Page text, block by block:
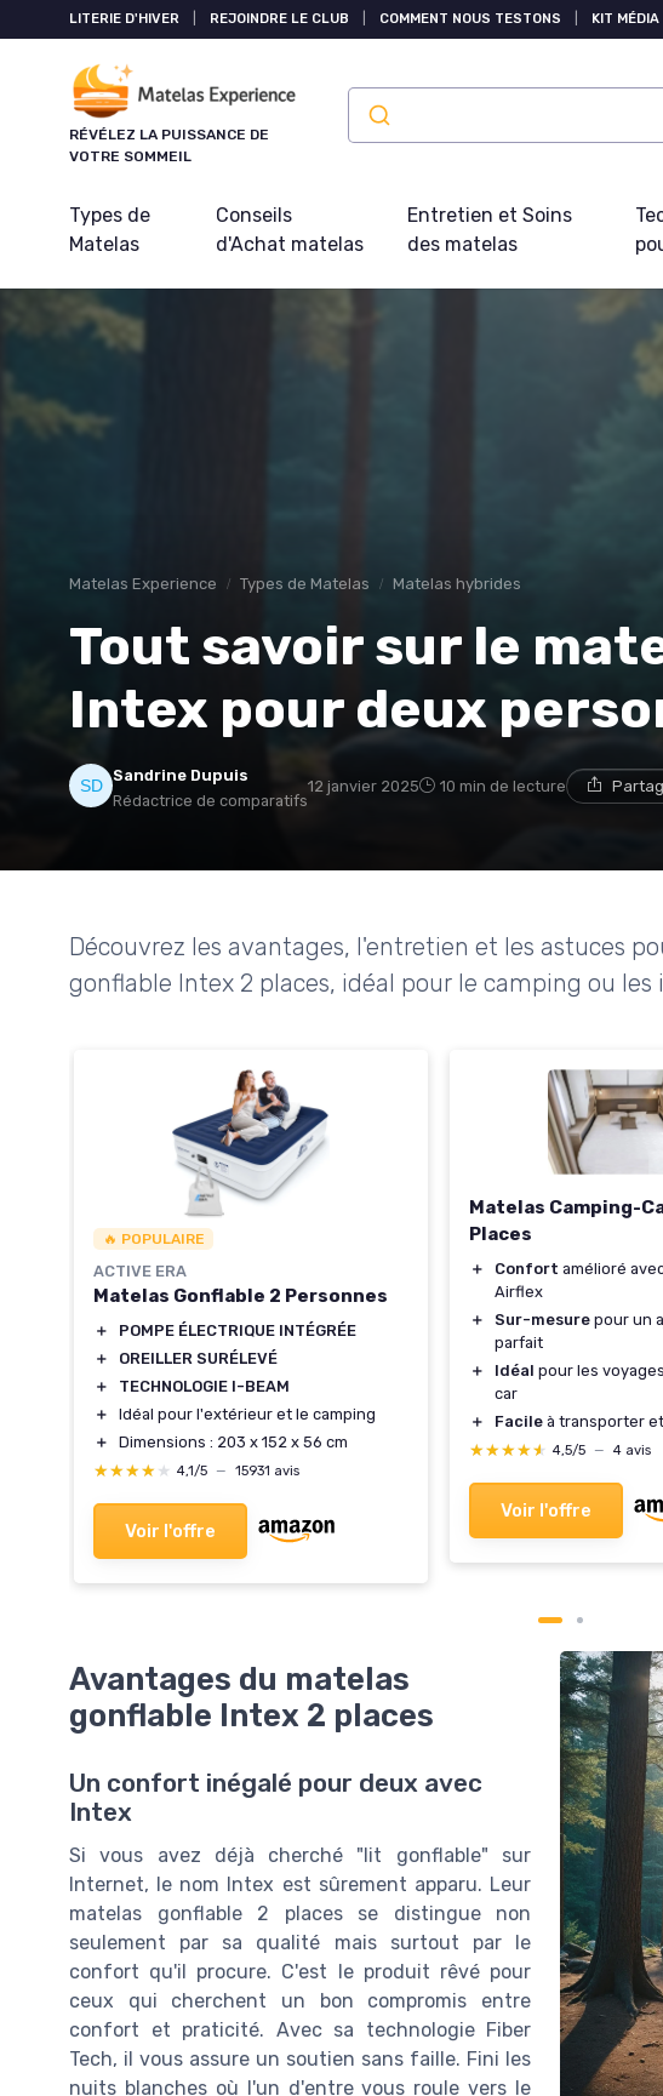
LITERIE D'HIVER REJOINDRE LE CLUB COMMENT NOUS TESTONS KIT MÉDIA
RÉVÉLEZ LA PUISSANCE DE
VOTRE SOMMEIL
Types de
Matelas
Conseils
d'Achat matelas
Entretien et Soins
des matelas
Matelas Experience Types de Matelas Matelas hybrides
Tout savoir sur le
Intex pour deux
Sandrine Dupuis
Rédactrice de comparatifs
12 janvier 2025 10 min de lecture
Découvrez les avantages, l'entretien et les astuces
gonflable Intex 2 places, idéal pour le camping ou les
🔥 POPULAIRE
ACTIVE ERA
Matelas Gonflable 2 Personnes
＋
POMPE ÉLECTRIQUE INTÉGRÉE
＋
OREILLER SURÉLEVÉ
＋
TECHNOLOGIE I-BEAM
＋
Idéal pour l'extérieur et le camping
＋
Dimensions : 203 x 152 x 56 cm
★★★★★
★★★★★ 4,1/5 — 15931 avis
Voir l'offre
Matelas Camping-
Places
＋ Confort amélioré
Airflex
＋
Sur-mesure pour un
parfait
＋
Idéal pour les
car
＋
Facile à transporter
★★★★★
★★★★★ 4,5/5 — 4 avis
Voir l'offre
Avantages du matelas
gonflable Intex 2 places
Un confort inégalé pour deux avec
Intex
Si vous avez déjà cherché "lit gonflable" sur
Internet, le nom Intex est sûrement apparu. Leur
matelas gonflable 2 places se distingue non
seulement par sa qualité mais surtout par le
confort qu'il procure. C'est le produit rêvé pour
ceux qui cherchent un bon compromis entre
confort et praticité. Avec sa technologie Fiber
Tech, il vous assure un soutien sans faille. Fini les
nuits blanches où l'un d'entre vous roule vers le
Panneau de gestion des cookies